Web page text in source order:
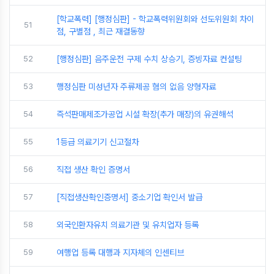
51
[학교폭력] [행정심판] - 학교폭력위원회와 선도위원회 차이
점, 구별점 , 최근 재결동향
52 [행정심판] 음주운전 구제 수치 상승기, 증빙자료 컨설팅
53 행정심판 미성년자 주류제공 혐의 없음 양형자료
54 즉석판매제조가공업 시설 확장(추가 매장)의 유권해석
55 1등급 의료기기 신고절차
56 직접 생산 확인 증명서
57 [직접생산확인증명서] 중소기업 확인서 발급
58 외국인환자유치 의료기관 및 유치업자 등록
59 여행업 등록 대행과 지자체의 인센티브